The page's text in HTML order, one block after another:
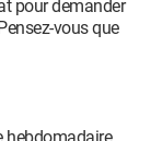
pour demander
vous que